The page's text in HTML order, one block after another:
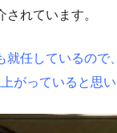
れています。
就任しているので
がっていると思い